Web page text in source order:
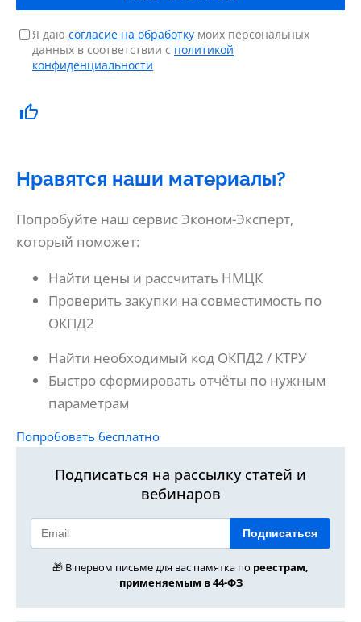
Я даю согласие на обработку моих персональных
данных в соответствии с политикой
конфиденциальности
Нравятся наши материалы?
Попробуйте наш сервис Эконом-Эксперт,
который поможет:
Найти цены и рассчитать НМЦК
Проверить закупки на совместимость по
ОКПД2
Найти необходимый код ОКПД2 / КТРУ
Быстро сформировать отчёты по нужным
параметрам
Попробовать бесплатно
Подписаться на рассылку статей и
вебинаров
Подписаться
🎁 В первом письме для вас памятка по реестрам,
применяемым в 44-ФЗ